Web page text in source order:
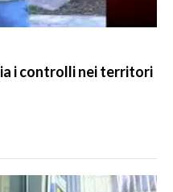
i controlli nei territori